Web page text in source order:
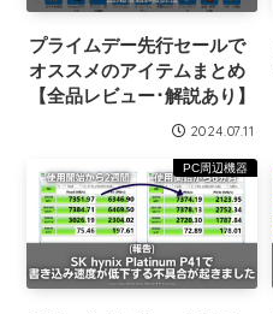
プライムデー先行セールで
オススメのアイテムまとめ
【全品レビュー･解説あり】
2024.07.11
PC周辺機器